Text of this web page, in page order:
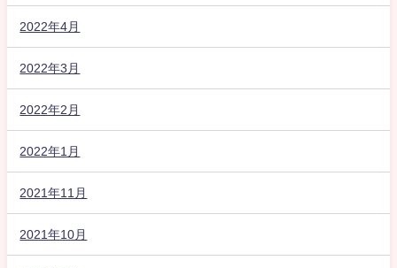
2022年4月
2022年3月
2022年2月
2022年1月
2021年11月
2021年10月